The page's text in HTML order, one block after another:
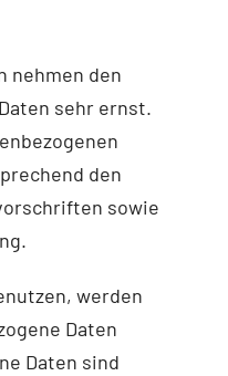
nehmen den
sehr ernst.
den
sowie
werden
Daten
Daten sind